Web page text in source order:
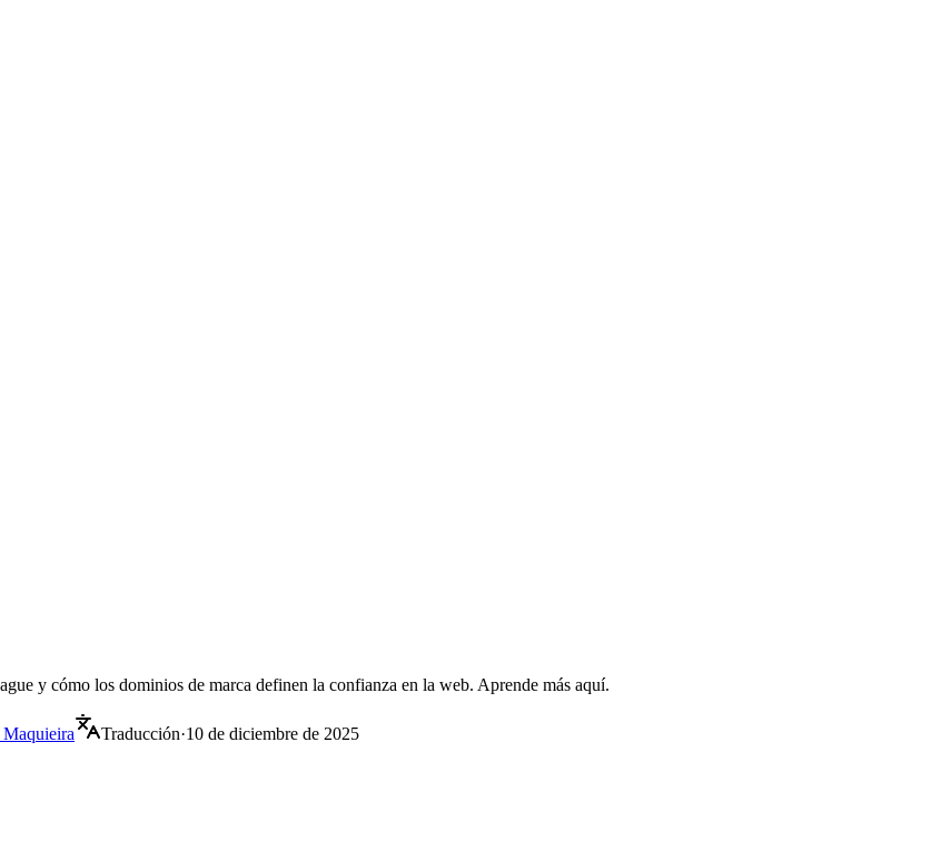
y cómo los dominios de marca definen la confianza en la web. Aprende más aquí.
Traducción·10 de diciembre de 2025